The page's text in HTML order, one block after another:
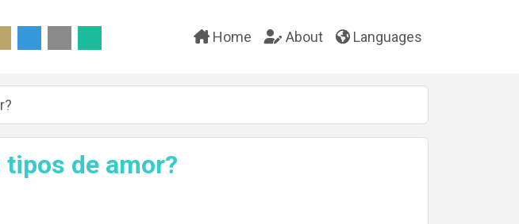
Home About Languages
tipos de amor?